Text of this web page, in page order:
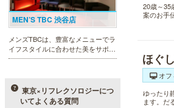
MEN’S TBC 渋谷店
メンズTBCは、豊富なメニューでラ
イフスタイルに合わせた美をサポー
トします。今男性にも人気の脱毛、
ならではの技術と実績が人気のひみ
つです。
東京×リフレクソロジーにつ
いてよくある質問
20歳～35
案のお手
ほぐ
オ
ゆったり
ます。だ